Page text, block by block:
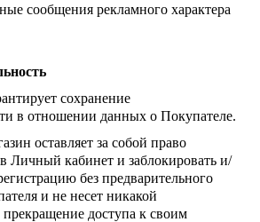
сообщения рекламного характера
сохранение
в отношении данных о Покупателе.
оставляет за собой право
Личный кабинет и заблокировать и/
без предварительного
и не несет никакой
прекращение доступа к своим